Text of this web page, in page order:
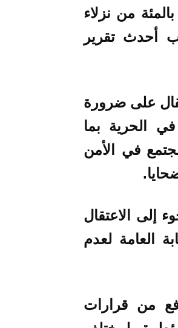
الأخيرة، إلا أن نسبتهم لا تزال تقارب 39 بالمئة من نزلاء
33689 في نهاية 2019، حسب أحدث تقرير
على ضرورة
الحرية بما
في الأمن
إلى الاعتقال
العامة لعدم
من قرارات